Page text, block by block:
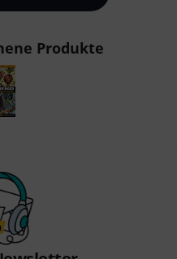
Produkte